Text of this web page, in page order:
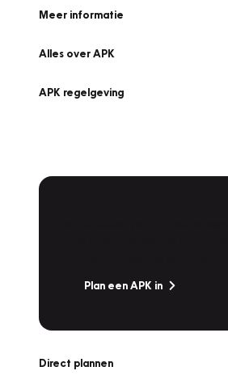
Meer informatie
Alles over APK
APK regelgeving
Plan een APK in
Direct plannen